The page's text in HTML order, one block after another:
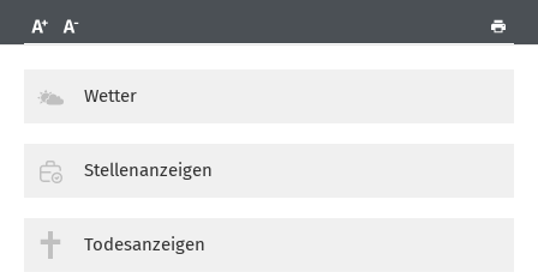
Wetter
Stellenanzeigen
Todesanzeigen